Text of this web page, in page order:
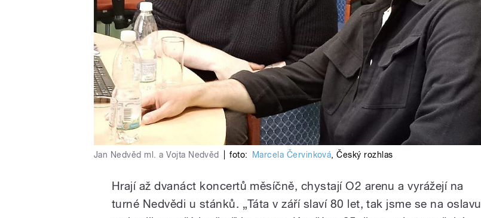
Jan Nedvěd ml. a Vojta Nedvěd foto: Marcela Červinková,Český rozhlas
Hrají až dvanáct koncertů měsíčně, chystají O2 arenu a vyrážejí na
turné Nedvědi u stánků. „Táta v září slaví 80 let, tak jsme se na oslavu